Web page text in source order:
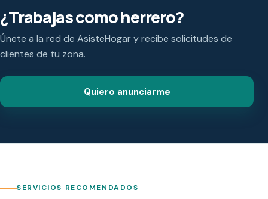
¿Trabajas como herrero?
Únete a la red de AsisteHogar y recibe solicitudes de
clientes de tu zona.
Quiero anunciarme
SERVICIOS RECOMENDADOS